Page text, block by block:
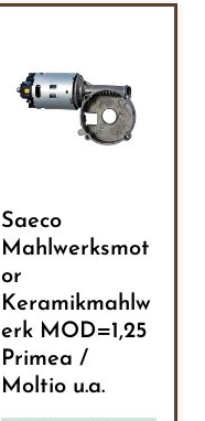
Saeco
Mahlwerksmot
or
Keramikmahlw
erk MOD=1,25
Primea /
Moltio u.a.